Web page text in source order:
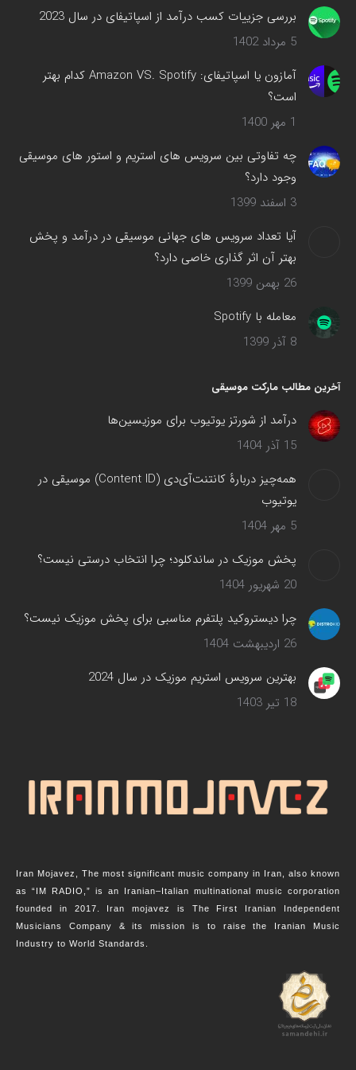
پنجره
جدید
می‌شود
بررسی جزییات کسب درآمد از اسپاتیفای در سال 2023
5 مرداد 1402
آمازون یا اسپاتیفای: Amazon VS. Spotify کدام بهتر
است؟
1 مهر 1400
چه تفاوتی بین سرویس های استریم و استور های موسیقی
وجود دارد؟
3 اسفند 1399
آیا تعداد سرویس های جهانی موسیقی در درآمد و پخش
بهتر آن اثر گذاری خاصی دارد؟
26 بهمن 1399
معامله با Spotify
8 آذر 1399
آخرین مطالب مارکت موسیقی
درآمد از شورتز یوتیوب برای موزیسین‌ها
15 آذر 1404
همه‌چیز دربارهٔ کانتنت‌آی‌دی (Content ID) موسیقی در
یوتیوب
5 مهر 1404
پخش موزیک در ساندکلود؛ چرا انتخاب درستی نیست؟
20 شهریور 1404
چرا دیستروکید پلتفرم مناسبی برای پخش موزیک نیست؟
26 اردیبهشت 1404
بهترین سرویس‌ استریم موزیک در سال 2024
18 تیر 1403
Iran Mojavez, The most significant music company in Iran, also known
as “IM RADIO,” is an Iranian–Italian multinational music corporation
founded in 2017. Iran mojavez is The First Iranian Independent
Musicians Company & its mission is to raise the Iranian Music
Industry to World Standards.